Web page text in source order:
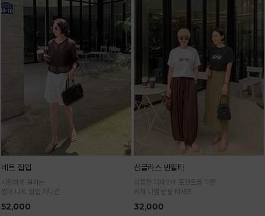
네트 집업
시원하게 걸치는
썸머 니트 집업 가디건
52,000
선글라스 반팔티
심플한 디자인에 포인트를 더한
키치 나염 반팔 티셔츠
32,000